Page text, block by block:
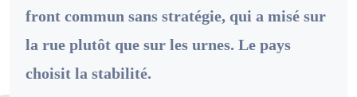
front commun sans stratégie, qui a misé sur
la rue plutôt que sur les urnes. Le pays
choisit la stabilité.